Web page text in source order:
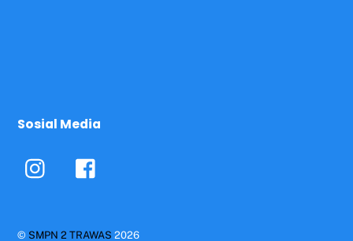
Sosial Media
© SMPN 2 TRAWAS 2026